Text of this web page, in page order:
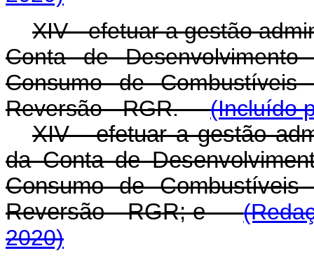
XIV - efetuar a gestão
Conta de
Consumo de
Reversão - RGR.(Incluído
XIV - efetuar a gestão
da Conta de
Consumo de
Reversão - RGR; e
2020)